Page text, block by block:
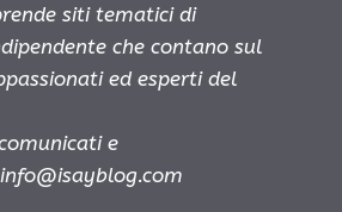
siti tematici di
che contano sul
ed esperti del
e
info@isayblog.com